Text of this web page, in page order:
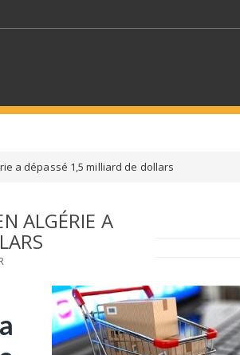
a dépassé 1,5 milliard de dollars
ALGÉRIE A